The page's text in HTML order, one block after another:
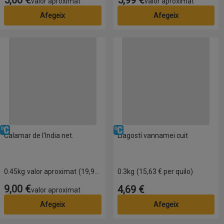
Afegeix
Afegeix
Refrigerat
Calamar de l'India net.
0.45kg valor aproximat
Preu
9,00 €valor aproximat
Afegeix
Refrigerat
Llagostí vannamei cuit
0.3kg (15,63 € per quilo)
Preu
4,69 €
Afegeix